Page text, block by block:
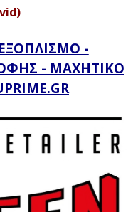
-
- ΜΑΧΗΤΙΚΟ